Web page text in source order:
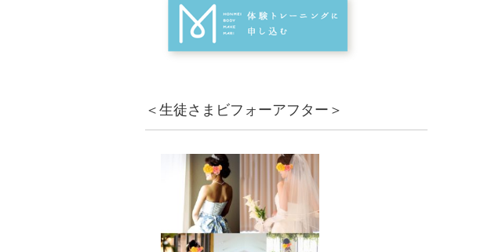
＜生徒さまビフォーアフター＞